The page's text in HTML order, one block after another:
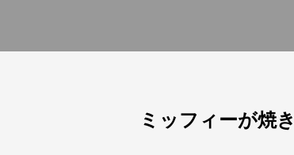
ミッフィーが焼